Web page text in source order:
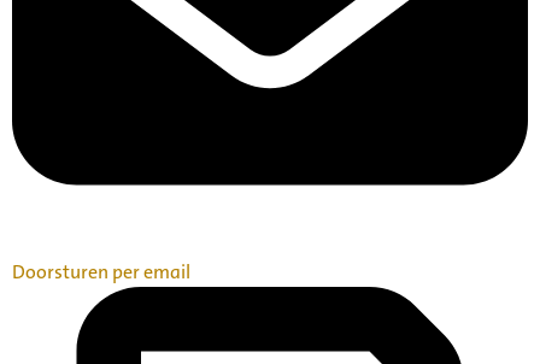
Doorsturen per email